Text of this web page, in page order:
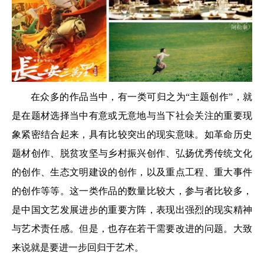
在众多的作品当中，有一类可归之为“主题创作”，就
是在题材选择当中有意或无意地与当下社会关注的重要现
象紧密结合起来，具有比较突出的现实意味。如革命历史
题材创作、脱贫攻坚与乡村振兴创作、弘扬优秀传统文化
的创作、生态文明建设的创作，以及重点工程、重大事件
的创作等等。这一类作品的数量比较大，参与者比较多，
是中国文艺发展进步的重要方阵，表现出强烈的现实精神
与艺术责任感。但是，也存在若干需要改进的问题。大致
来说就是要进一步回归于艺术。